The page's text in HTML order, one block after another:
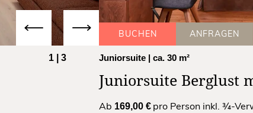
1 3
BUCHEN ANFRAGEN
Juniorsuite | ca. 30 m²
Juniorsuite Berglust
Ab 169,00 € pro Person inkl. ¾-